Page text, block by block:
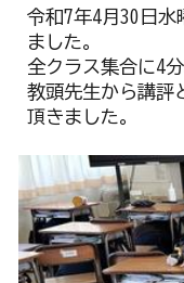
令和7年4月30日水
ました。
全クラス集合に4
教頭先生から講評
頂きました。